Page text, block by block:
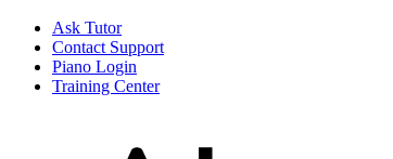
Ask Tutor
Contact Support
Piano Login
Training Center